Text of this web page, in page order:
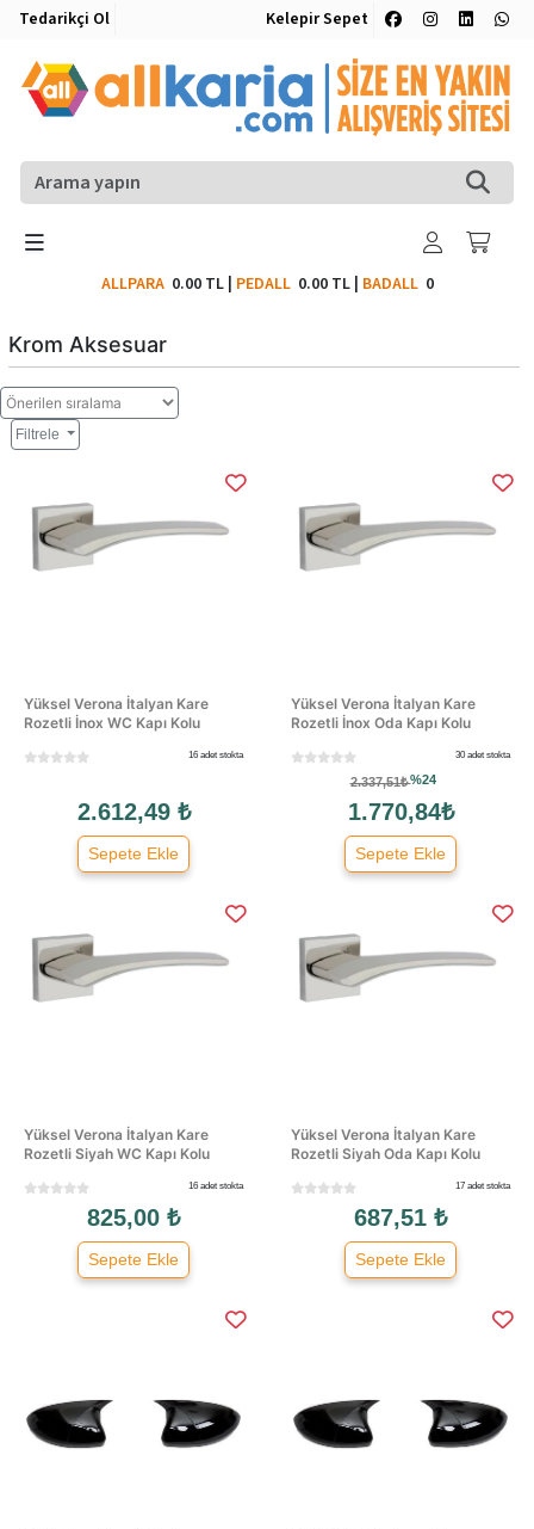
Tedarikçi Ol Kelepir Sepet
ALLPARA 0.00 TL| PEDALL 0.00 TL| BADALL0
Krom Aksesuar
Filtrele
Yüksel Verona İtalyan Kare
Rozetli İnox WC Kapı Kolu
16 adet stokta
2.612,49 ₺
Sepete Ekle
Yüksel Verona İtalyan Kare
Rozetli İnox Oda Kapı Kolu
30 adet stokta
2.337,51₺%24
1.770,84₺
Sepete Ekle
Yüksel Verona İtalyan Kare
Rozetli Siyah WC Kapı Kolu
16 adet stokta
825,00 ₺
Sepete Ekle
Yüksel Verona İtalyan Kare
Rozetli Siyah Oda Kapı Kolu
17 adet stokta
687,51 ₺
Sepete Ekle